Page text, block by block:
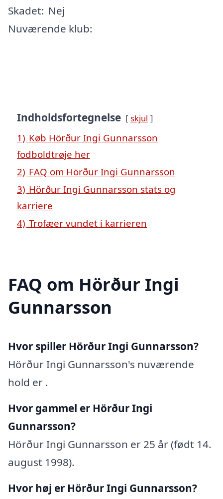
Skadet: Nej
Nuværende klub:
Indholdsfortegnelse skjul
1) Køb Hörður Ingi Gunnarsson
fodboldtrøje her
2) FAQ om Hörður Ingi Gunnarsson
3) Hörður Ingi Gunnarsson stats og
karriere
4) Trofæer vundet i karrieren
FAQ om Hörður Ingi
Gunnarsson
Hvor spiller Hörður Ingi Gunnarsson?
Hörður Ingi Gunnarsson's nuværende
hold er .
Hvor gammel er Hörður Ingi
Gunnarsson?
Hörður Ingi Gunnarsson er 25 år (født 14.
august 1998).
Hvor høj er Hörður Ingi Gunnarsson?